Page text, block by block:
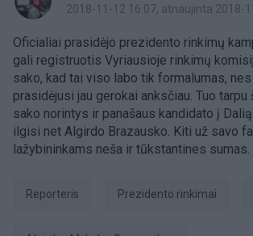
2018-11-12 16:07, atnaujinta 2018-
Oficialiai prasidėjo prezidento rinkimų
gali registruotis Vyriausioje rinkimų
sako, kad tai viso labo tik formalumas, nes
prasidėjusi jau gerokai anksčiau. Tuo
sako norintys ir panašaus kandidato į
ilgisi net Algirdo Brazausko. Kiti už savo
lažybininkams neša ir tūkstantines sumas.
Reporteris prezidento rinkimai